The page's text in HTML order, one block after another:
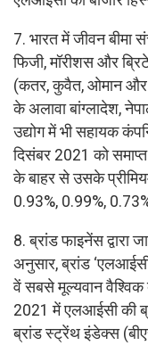
7. भारत में जीवन
फिजी, मॉरीशस और
(कतर, कुवैत, ओमान और
के अलावा बांग्लादेश,
उद्योग में भी सहायक
दिसंबर 2021 को
के बाहर से उसके
0.93%, 0.99%,
8. ब्रांड फाइनेंस द्वारा
अनुसार, ब्रांड
वें सबसे मूल्यवान वैश्विक
2021 में एलआईसी की
ब्रांड स्ट्रेंथ इंडेक्स